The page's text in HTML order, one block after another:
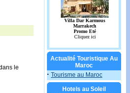
le
Actualité Touristique Au
Maroc
· Tourisme au Maroc
Hotels au Soleil